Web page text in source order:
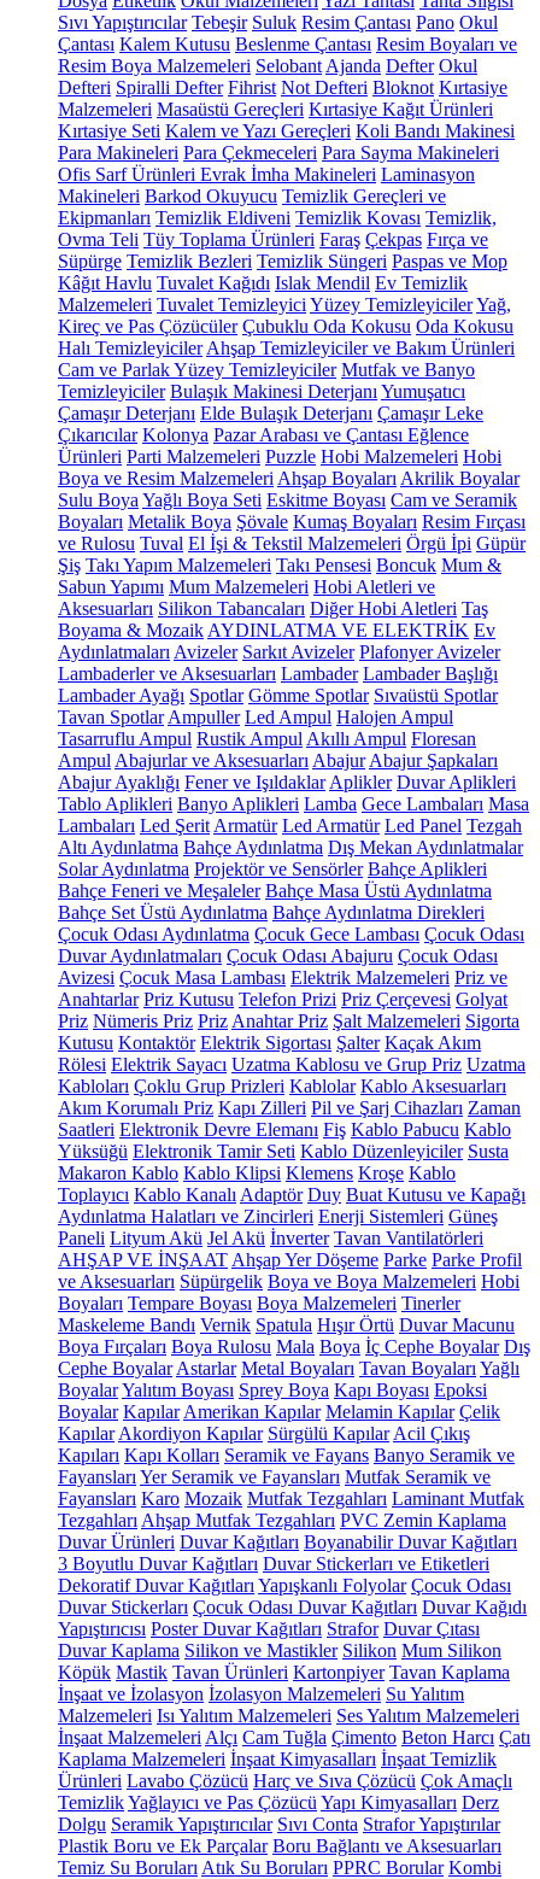
Sıvı Yapıştırıcılar Tebeşir Suluk Resim Çantası Pano Okul
Çantası Kalem Kutusu Beslenme Çantası Resim Boyaları ve
Resim Boya Malzemeleri Selobant Ajanda Defter Okul
Defteri Spiralli Defter Fihrist Not Defteri Bloknot Kırtasiye
Malzemeleri Masaüstü Gereçleri Kırtasiye Kağıt Ürünleri
Kırtasiye Seti Kalem ve Yazı Gereçleri Koli Bandı Makinesi
Para Makineleri Para Çekmeceleri Para Sayma Makineleri
Ofis Sarf Ürünleri Evrak İmha Makineleri Laminasyon
Makineleri Barkod Okuyucu Temizlik Gereçleri ve
Ekipmanları Temizlik Eldiveni Temizlik Kovası Temizlik,
Ovma Teli Tüy Toplama Ürünleri Faraş Çekpas Fırça ve
Süpürge Temizlik Bezleri Temizlik Süngeri Paspas ve Mop
Kâğıt Havlu Tuvalet Kağıdı Islak Mendil Ev Temizlik
Malzemeleri Tuvalet Temizleyici Yüzey TemizleyicilerYağ,
Kireç ve Pas Çözücüler Çubuklu Oda Kokusu Oda Kokusu
Halı Temizleyiciler Ahşap Temizleyiciler ve Bakım Ürünleri
Cam ve Parlak Yüzey Temizleyiciler Mutfak ve Banyo
Temizleyiciler Bulaşık Makinesi Deterjanı Yumuşatıcı
Çamaşır Deterjanı Elde Bulaşık Deterjanı Çamaşır Leke
Çıkarıcılar Kolonya Pazar Arabası ve Çantası Eğlence
Ürünleri Parti Malzemeleri Puzzle Hobi Malzemeleri Hobi
Boya ve Resim Malzemeleri Ahşap Boyaları Akrilik Boyalar
Sulu Boya Yağlı Boya Seti Eskitme Boyası Cam ve Seramik
Boyaları Metalik Boya Şövale Kumaş Boyaları Resim Fırçası
ve Rulosu Tuval El İşi & Tekstil Malzemeleri Örgü İpi Güpür
Şiş Takı Yapım Malzemeleri Takı Pensesi Boncuk Mum &
Sabun Yapımı Mum Malzemeleri Hobi Aletleri ve
Aksesuarları Silikon Tabancaları Diğer Hobi Aletleri Taş
Boyama & Mozaik AYDINLATMA VE ELEKTRİK Ev
Aydınlatmaları Avizeler Sarkıt Avizeler Plafonyer Avizeler
Lambaderler ve Aksesuarları Lambader Lambader Başlığı
Lambader Ayağı Spotlar Gömme Spotlar Sıvaüstü Spotlar
Tavan Spotlar Ampuller Led Ampul Halojen Ampul
Tasarruflu Ampul Rustik Ampul Akıllı Ampul Floresan
Ampul Abajurlar ve Aksesuarları Abajur Abajur Şapkaları
Abajur Ayaklığı Fener ve Işıldaklar Aplikler Duvar Aplikleri
Tablo Aplikleri Banyo Aplikleri Lamba Gece Lambaları Masa
Lambaları Led Şerit Armatür Led Armatür Led Panel Tezgah
Altı Aydınlatma Bahçe Aydınlatma Dış Mekan Aydınlatmalar
Solar Aydınlatma Projektör ve Sensörler Bahçe Aplikleri
Bahçe Feneri ve Meşaleler Bahçe Masa Üstü Aydınlatma
Bahçe Set Üstü Aydınlatma Bahçe Aydınlatma Direkleri
Çocuk Odası Aydınlatma Çocuk Gece Lambası Çocuk Odası
Duvar Aydınlatmaları Çocuk Odası Abajuru Çocuk Odası
Avizesi Çocuk Masa Lambası Elektrik Malzemeleri Priz ve
Anahtarlar Priz Kutusu Telefon Prizi Priz Çerçevesi Golyat
Priz Nümeris Priz Priz Anahtar Priz Şalt Malzemeleri Sigorta
Kutusu Kontaktör Elektrik Sigortası Şalter Kaçak Akım
Rölesi Elektrik Sayacı Uzatma Kablosu ve Grup Priz Uzatma
Kabloları Çoklu Grup Prizleri Kablolar Kablo Aksesuarları
Akım Korumalı Priz Kapı Zilleri Pil ve Şarj Cihazları Zaman
Saatleri Elektronik Devre Elemanı Fiş Kablo Pabucu Kablo
Yüksüğü Elektronik Tamir Seti Kablo Düzenleyiciler Susta
Makaron Kablo Kablo Klipsi Klemens Kroşe Kablo
Toplayıcı Kablo Kanalı Adaptör Duy Buat Kutusu ve Kapağı
Aydınlatma Halatları ve Zincirleri Enerji Sistemleri Güneş
Paneli Lityum Akü Jel Akü İnverter Tavan Vantilatörleri
AHŞAP VE İNŞAAT Ahşap Yer Döşeme Parke Parke Profil
ve Aksesuarları Süpürgelik Boya ve Boya Malzemeleri Hobi
Boyaları Tempare Boyası Boya Malzemeleri Tinerler
Maskeleme Bandı Vernik Spatula Hışır Örtü Duvar Macunu
Boya Fırçaları Boya Rulosu Mala Boya İç Cephe Boyalar Dış
Cephe Boyalar Astarlar Metal Boyaları Tavan Boyaları Yağlı
BoyalarYalıtım Boyası Sprey Boya Kapı Boyası Epoksi
Boyalar Kapılar Amerikan Kapılar Melamin Kapılar Çelik
Kapılar Akordiyon Kapılar Sürgülü Kapılar Acil Çıkış
Kapıları Kapı Kolları Seramik ve Fayans Banyo Seramik ve
Fayansları Yer Seramik ve Fayansları Mutfak Seramik ve
Fayansları Karo Mozaik Mutfak Tezgahları Laminant Mutfak
Tezgahları Ahşap Mutfak Tezgahları PVC Zemin Kaplama
Duvar Ürünleri Duvar Kağıtları Boyanabilir Duvar Kağıtları
3 Boyutlu Duvar Kağıtları Duvar Stickerları ve Etiketleri
Dekoratif Duvar Kağıtları Yapışkanlı Folyolar Çocuk Odası
Duvar Stickerları Çocuk Odası Duvar Kağıtları Duvar Kağıdı
Yapıştırıcısı Poster Duvar Kağıtları Strafor Duvar Çıtası
Duvar Kaplama Silikon ve Mastikler Silikon Mum Silikon
Köpük Mastik Tavan Ürünleri Kartonpiyer Tavan Kaplama
İnşaat ve İzolasyon İzolasyon Malzemeleri Su Yalıtım
Malzemeleri Isı Yalıtım Malzemeleri Ses Yalıtım Malzemeleri
İnşaat Malzemeleri Alçı Cam Tuğla Çimento Beton Harcı Çatı
Kaplama Malzemeleri İnşaat Kimyasalları İnşaat Temizlik
Ürünleri Lavabo Çözücü Harç ve Sıva Çözücü Çok Amaçlı
TemizlikYağlayıcı ve Pas Çözücü Yapı Kimyasalları Derz
Dolgu Seramik Yapıştırıcılar Sıvı Conta Strafor Yapıştırılar
Plastik Boru ve Ek Parçalar Boru Bağlantı ve Aksesuarları
Temiz Su Boruları Atık Su Boruları PPRC Borular Kombi